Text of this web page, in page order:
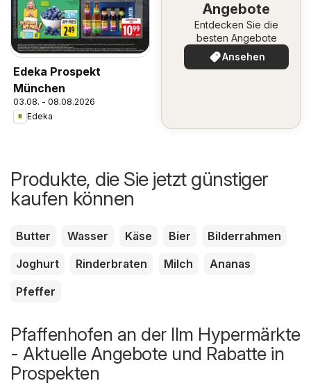
Edeka Prospekt
München
03.08. - 08.08.2026
Edeka
Angebote
Entdecken Sie die
besten Angebote
Ansehen
Produkte, die Sie jetzt günstiger
kaufen können
Butter Wasser Käse Bier
Bilderrahmen
Joghurt
Rinderbraten Milch
Ananas
Pfeffer
Pfaffenhofen an der Ilm Hypermärkte
- Aktuelle Angebote und Rabatte in
Prospekten